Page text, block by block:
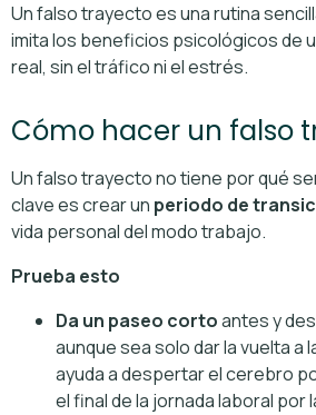
Un falso trayecto es una rutina
imita los beneficios psicológicos de
real, sin el tráfico ni el estrés.
Cómo hacer un falso
Un falso trayecto no tiene por qué
clave es crear un periodo de
vida personal del modo trabajo.
Prueba esto
Da un paseo cortoantes y
aunque sea solo dar la vuelta a
ayuda a despertar el cerebro
el final de la jornada laboral por